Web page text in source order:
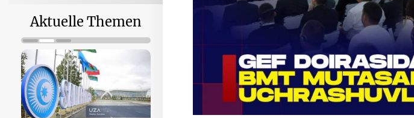
Aktuelle Themen